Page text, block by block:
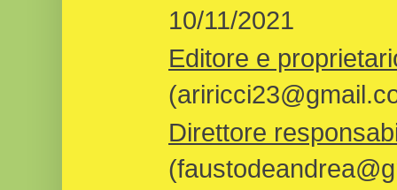
10/11/2021
Editore e
Direttore